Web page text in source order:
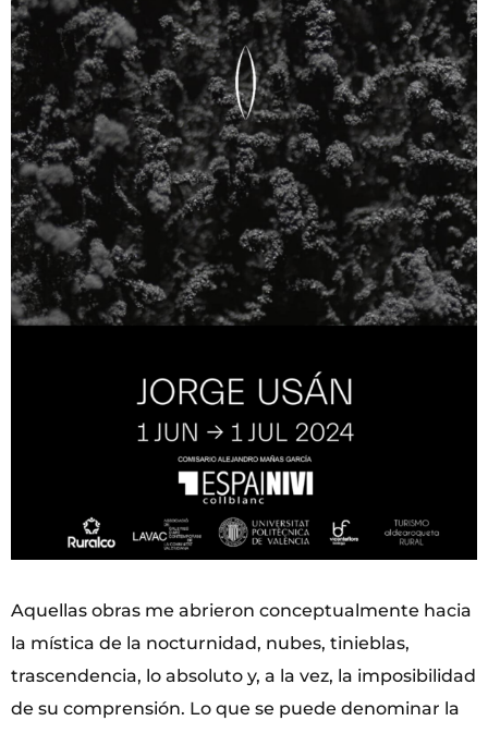
Aquellas obras me abrieron conceptualmente hacia
la mística de la nocturnidad, nubes, tinieblas,
trascendencia, lo absoluto y, a la vez, la imposibilidad
de su comprensión. Lo que se puede denominar la